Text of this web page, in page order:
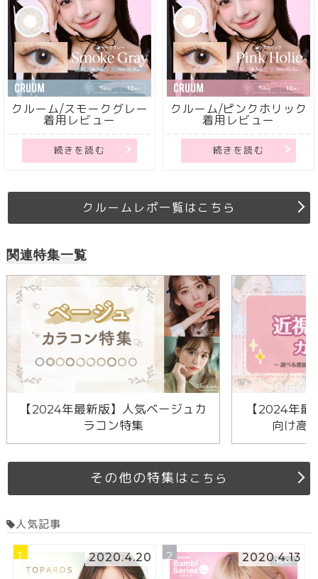
クルーム/スモークグレー
着用レビュー
続きを読む
クルーム/ピンクホリック
着用レビュー
続きを読む
クルームレポ一覧はこちら
関連特集一覧
【2024年最新版】人気ベージュカ
ラコン特集
【2024年
向け高
その他の特集は こちら
人気記事
1 2020.4.20 2 2020.4.13